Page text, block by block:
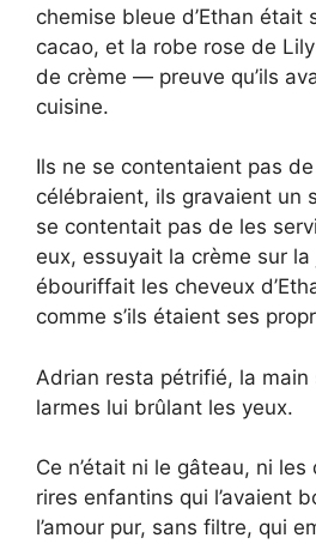
chemise bleue d’Ethan était
cacao, et la robe rose de
de crème — preuve qu’ils
cuisine.
Ils ne se contentaient pas
célébraient, ils gravaient un
se contentait pas de les
eux, essuyait la crème sur la
ébouriffait les cheveux
comme s’ils étaient ses
Adrian resta pétrifié, la main
larmes lui brûlant les yeux.
Ce n’était ni le gâteau, ni
rires enfantins qui l’avaient
l’amour pur, sans filtre, qui